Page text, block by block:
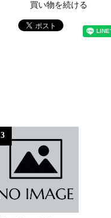
買い物を続ける
3